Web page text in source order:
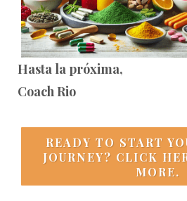
Hasta la próxima,
Coach Rio
READY TO START
JOURNEY? CLICK
MORE.